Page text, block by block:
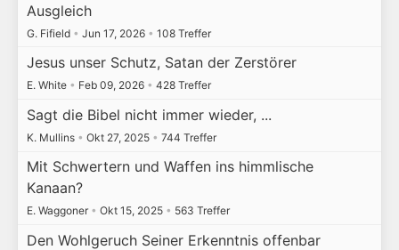
Ausgleich
G. Fifield • Jun 17, 2026 • 108 Treffer
Jesus unser Schutz, Satan der Zerstörer
E. White • Feb 09, 2026 • 428 Treffer
Sagt die Bibel nicht immer wieder, ...
K. Mullins • Okt 27, 2025 • 744 Treffer
Mit Schwertern und Waffen ins himmlische
Kanaan?
E. Waggoner • Okt 15, 2025 • 563 Treffer
Den Wohlgeruch Seiner Erkenntnis offenbar